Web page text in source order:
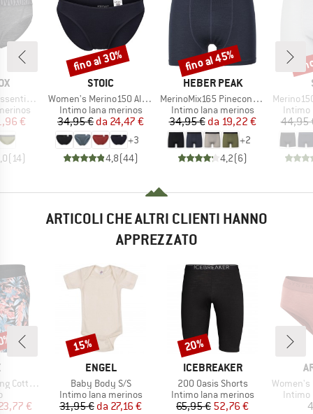
Bikini
ridotto
€
(14)
MARCHIO
STOIC
Articolo
Women's Merino150 AlsenSt. Brief
Gruppo di prodotti
Intimo lana merinos
Prezzo
34,95 € Prezzo ridotto
da 24,47 €
+3
4,8(44)
Sconto
fino al 30%
MARCHIO
HEBER PEAK
Articolo
MerinoMix165 PineconeHe. Boxer
Gruppo di prodotti
Intimo lana merinos
Prezzo
34,95 € Prezzo ridotto
da 19,22 €
+2
4,2(6)
Sconto
fino al 45%
Articolo
Intimo
44,95
ARTICOLI CHE ALTRI CLIENTI HANNO
APPREZZATO
Brief Fly
di prodotti
ridotto
€
MARCHIO
ENGEL
Articolo
Baby Body S/S
Gruppo di prodotti
Intimo lana merinos
Prezzo
31,95 € Prezzo ridotto
da 27,16 €
Sconto
15%
MARCHIO
ICEBREAKER
Articolo
200 Oasis Shorts
Gruppo di prodotti
Intimo lana merinos
Prezzo
65,95 € Prezzo ridotto
52,76 €
Sconto
20%
Articolo
Women's
Intimo